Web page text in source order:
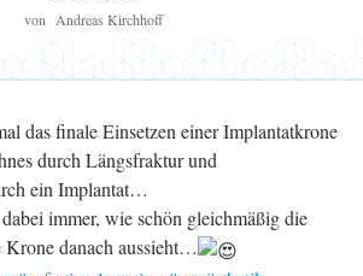
von Andreas Kirchhoff
das finale Einsetzen einer Implantatkrone
durch Längsfraktur und
ein Implantat…
immer, wie schön gleichmäßig die
danach aussieht…